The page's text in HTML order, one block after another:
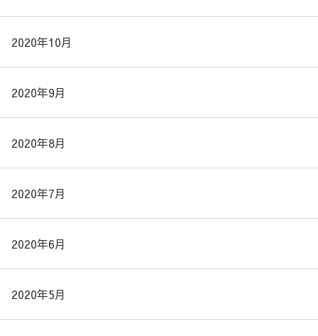
2020年10月
2020年9月
2020年8月
2020年7月
2020年6月
2020年5月